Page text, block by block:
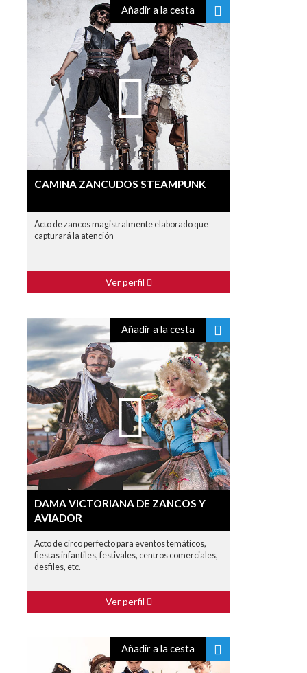
Añadir a la cesta
CAMINA ZANCUDOS STEAMPUNK
Acto de zancos magistralmente elaborado que
capturará la atención
Ver perfil
Añadir a la cesta
DAMA VICTORIANA DE ZANCOS Y
AVIADOR
Acto de circo perfecto para eventos temáticos,
fiestas infantiles, festivales, centros comerciales,
desfiles, etc.
Ver perfil
Añadir a la cesta